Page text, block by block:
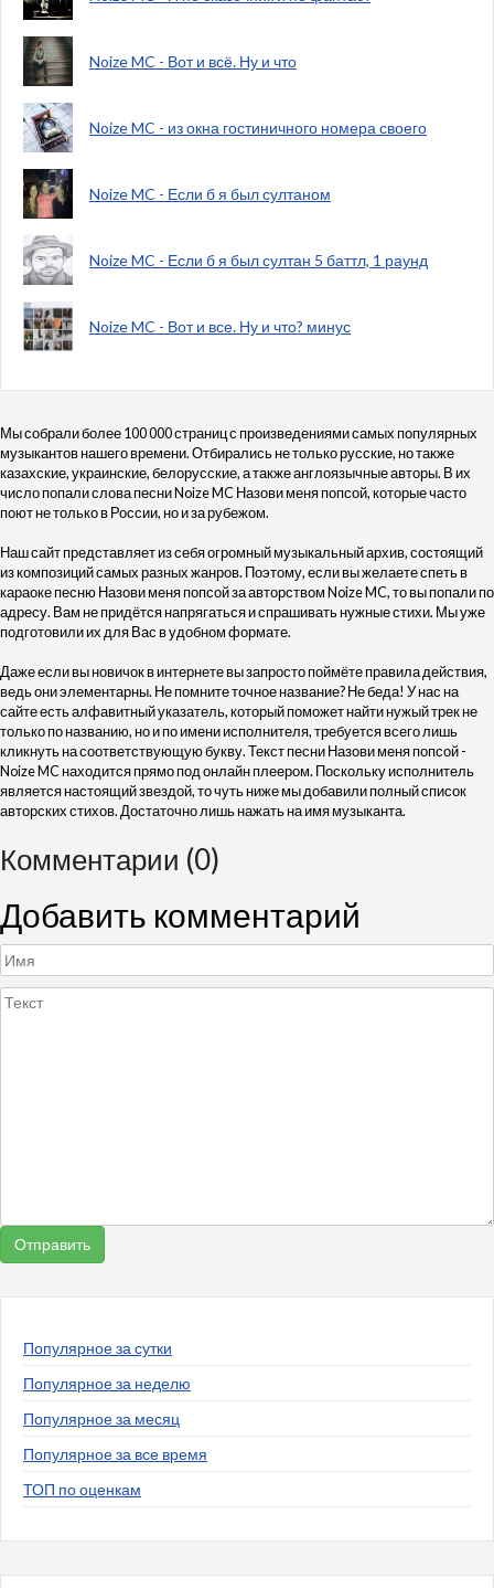
Noize MC - Вот и всё. Ну и что
Noize MC - из окна гостиничного номера своего
Noize MC - Если б я был султаном
Noize MC - Если б я был султан 5 баттл, 1 раунд
Noize MC - Вот и все. Ну и что? минус
Мы собрали более 100 000 страниц с произведениями самых популярных
музыкантов нашего времени. Отбирались не только русские, но также
казахские, украинские, белорусские, а также англоязычные авторы. В их
число попали слова песни Noize MC Назови меня попсой, которые часто
поют не только в России, но и за рубежом.
Наш сайт представляет из себя огромный музыкальный архив, состоящий
из композиций самых разных жанров. Поэтому, если вы желаете спеть в
караоке песню Назови меня попсой за авторством Noize MC, то вы попали по
адресу. Вам не придётся напрягаться и спрашивать нужные стихи. Мы уже
подготовили их для Вас в удобном формате.
Даже если вы новичок в интернете вы запросто поймёте правила действия,
ведь они элементарны. Не помните точное название? Не беда! У нас на
сайте есть алфавитный указатель, который поможет найти нужый трек не
только по названию, но и по имени исполнителя, требуется всего лишь
кликнуть на соответствующую букву. Текст песни Назови меня попсой -
Noize MC находится прямо под онлайн плеером. Поскольку исполнитель
является настоящий звездой, то чуть ниже мы добавили полный список
авторских стихов. Достаточно лишь нажать на имя музыканта.
Комментарии (0)
Добавить комментарий
Популярное за сутки
Популярное за неделю
Популярное за месяц
Популярное за все время
ТОП по оценкам